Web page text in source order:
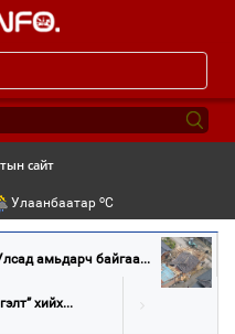
сайт
Улаанбаатар oC
амьдарч байгаа...
хийх...